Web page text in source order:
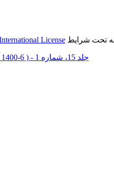
تحت شرایط License
جلد 15، شماره 1 - ( 6-1400 )